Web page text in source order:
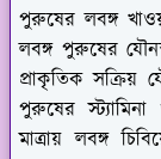
পুরুষের লবঙ্গ
লবঙ্গ পুরুষের
প্রাকৃতিক সক্রিয়
পুরুষের
মাত্রায় লবঙ্গ